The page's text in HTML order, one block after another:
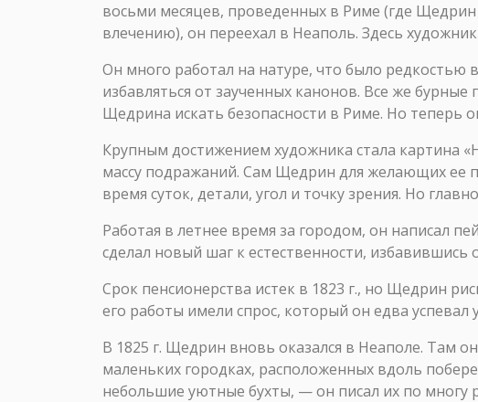
восьми месяцев, проведенных в Риме (где Щедрин
влечению), он переехал в Неаполь. Здесь
Он много работал на натуре, что было редкостью
избавляться от заученных канонов. Все же
Щедрина искать безопасности в Риме. Но теперь
Крупным достижением художника стала картина
массу подражаний. Сам Щедрин для желающих ее
время суток, детали, угол и точку зрения. Но
Работая в летнее время за городом, он написал
сделал новый шаг к естественности,
Срок пенсионерства истек в 1823 г., но Щедрин
его работы имели спрос, который он едва успевал
В 1825 г. Щедрин вновь оказался в Неаполе. Там
маленьких городках, расположенных вдоль
небольшие уютные бухты, — он писал их по